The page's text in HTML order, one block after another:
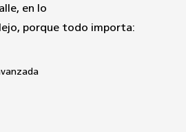
en lo
porque todo importa: